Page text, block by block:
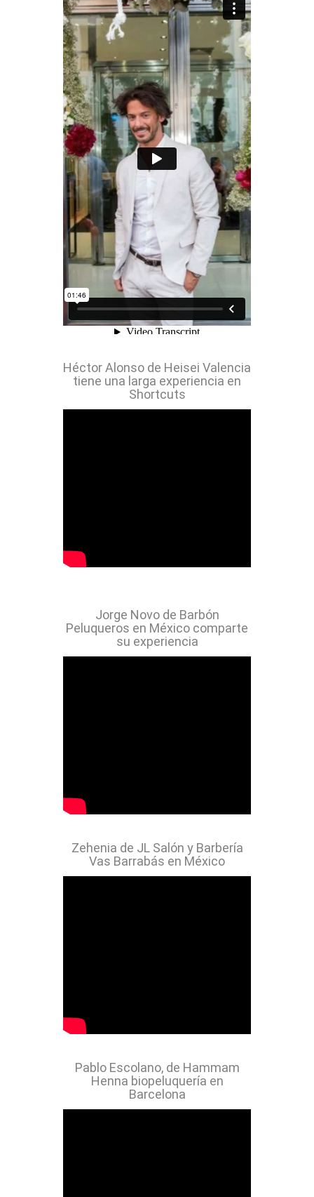
Héctor Alonso de Heisei Valencia
tiene una larga experiencia en
Shortcuts
Jorge Novo de Barbón
Peluqueros en México comparte
su experiencia
Zehenia de JL Salón y Barbería
Vas Barrabás en México
Pablo Escolano, de Hammam
Henna biopeluquería en
Barcelona